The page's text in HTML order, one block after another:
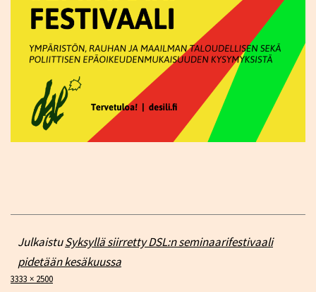
JulkaistuSyksyllä siirretty DSL:n seminaarifestivaali
pidetään kesäkuussa
Täysikokoinen
3333 × 2500